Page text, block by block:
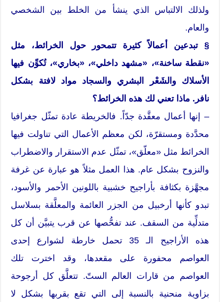
ولذلك الالتباس الذي ينشأ من الخلط بين الشخصي
والعام.
§ تبدعين أعمالاً كثيرة تتمحور حول الخرائط، مثل
«نقطة ساخنة»، «مشهد داخلي»، «بخاري»، تُكوِّن فيها
الأسلاك والشَعْر البشري والسجاد مواد لافتة بشكل
نافر. ماذا تعني لك هذه الخرائط؟
– إنها أعمال معقَّدة جدّاً. فالخريطة عادة تمثّل جغرافيا
محدَّدة ومستقرّة، لكن معظم الأعمال التي تناولت فيها
الخرائط مثل «معلّق»، تمثّل عدم الاستقرار والاضطراب
والنزوح بشكل عام. هذا العمل مثلاً هو عبارة عن غرفة
مجهَّزة بكثافة بأراجيح خشبية باللونين الأحمر والأسود،
تبدو كأنها أرخبيل من الجزر العائمة والمعلَّقة بسلاسل
متدلِّية من السقف. عند تفحُّصها عن قرب يتبيَّن أن كل
هذه الأراجيح الـ 35 تحمل خارطة لشوارع إحدى
العواصم محفورة على مقعدها، وقد اخترت تلك
العواصم من قارات العالم الستّ. تتعلَّق كل أرجوحة
بزاوية منحنية بالنسبة إلى التي تقع بقربها بشكل لا